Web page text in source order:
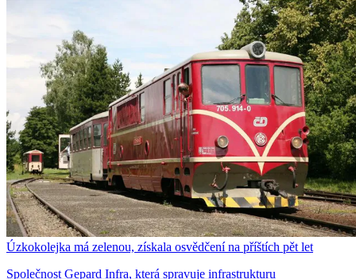
Úzkokolejka má zelenou, získala osvědčení na příštích pět let
Společnost Gepard Infra, která spravuje infrastrukturu